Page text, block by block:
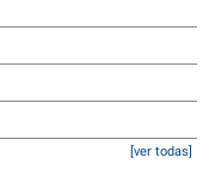
[ver todas]